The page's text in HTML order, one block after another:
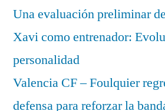
Una evaluación preliminar
Xavi como entrenador:
personalidad
Valencia CF – Foulquier
defensa para reforzar la